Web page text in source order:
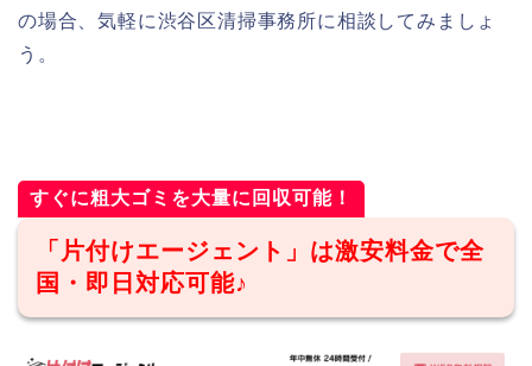
の場合、気軽に渋谷区清掃事務所に相談してみましょ
う。
すぐに粗大ゴミを大量に回収可能！
「片付けエージェント」は激安料金で全
国・即日対応可能♪